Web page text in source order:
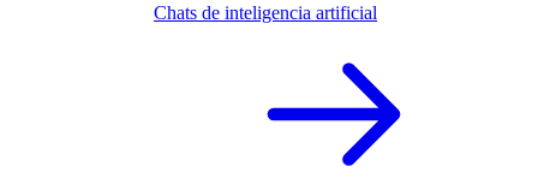
Chats de inteligencia artificial